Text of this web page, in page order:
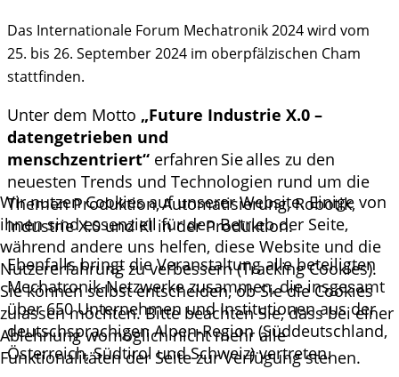
Das Internationale Forum Mechatronik 2024 wird vom
25. bis 26. September 2024 im oberpfälzischen Cham
stattfinden.
Unter dem Motto „Future Industrie X.0 –
datengetrieben und
menschzentriert“ erfahren Sie alles zu den
neuesten Trends und Technologien rund um die
Themen Produktion, Automatisierung, Robotik,
Industrie X.0 und KI in der Produktion.
Ebenfalls bringt die Veranstaltung alle beteiligten
Mechatronik-Netzwerke zusammen, die insgesamt
über 650 Unternehmen und Institutionen aus der
deutschsprachigen Alpen-Region (Süddeutschland,
Österreich, Südtirol und Schweiz) vertreten.
Wir nutzen Cookies auf unserer Website. Einige von
ihnen sind essenziell für den Betrieb der Seite,
während andere uns helfen, diese Website und die
Nutzererfahrung zu verbessern (Tracking Cookies).
Sie können selbst entscheiden, ob Sie die Cookies
zulassen möchten. Bitte beachten Sie, dass bei einer
Ablehnung womöglich nicht mehr alle
Funktionalitäten der Seite zur Verfügung stehen.